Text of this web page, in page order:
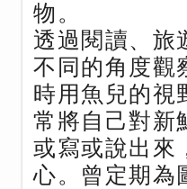
物。
透過閱讀、旅
不同的角度觀
時用魚兒的視
常將自己對新
或寫或說出來
心。曾定期為